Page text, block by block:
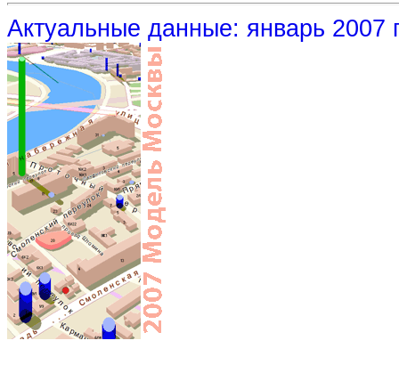
Актуальные данные: январь 2007